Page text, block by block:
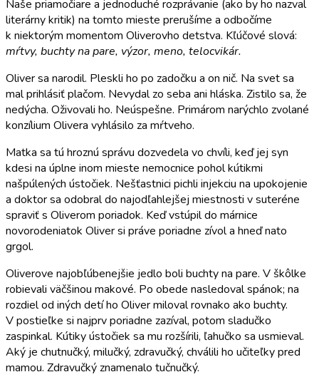
Naše priamočiare a jednoduché rozprávanie (ako by ho nazval
literárny kritik) na tomto mieste prerušíme a odbočíme
k niektorým momentom Oliverovho detstva. Kľúčové slová:
mŕtvy, buchty na pare, výzor, meno, telocvikár.
Oliver sa narodil. Pleskli ho po zadočku a on nič. Na svet sa
mal prihlásiť plačom. Nevydal zo seba ani hláska. Zistilo sa, že
nedýcha. Oživovali ho. Neúspešne. Primárom narýchlo zvolané
konzílium Olivera vyhlásilo za mŕtveho.
Matka sa tú hroznú správu dozvedela vo chvíli, keď jej syn
kdesi na úplne inom mieste nemocnice pohol kútikmi
našpúlených ústočiek. Nešťastnici pichli injekciu na upokojenie
a doktor sa odobral do najodľahlejšej miestnosti v suteréne
spraviť s Oliverom poriadok. Keď vstúpil do márnice
novorodeniatok Oliver si práve poriadne zívol a hneď nato
grgol.
Oliverove najobľúbenejšie jedlo boli buchty na pare. V škôlke
robievali väčšinou makové. Po obede nasledoval spánok; na
rozdiel od iných detí ho Oliver miloval rovnako ako buchty.
V postieľke si najprv poriadne zazíval, potom sladučko
zaspinkal. Kútiky ústočiek sa mu rozšírili, ľahučko sa usmieval.
Aký je chutnučký, milučký, zdravučký, chválili ho učiteľky pred
mamou. Zdravučký znamenalo tučnučký.